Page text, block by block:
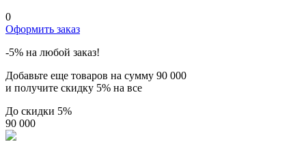
0
Оформить заказ
-5% на любой заказ!
Добавьте еще товаров на сумму 90 000
и получите скидку 5% на все
До скидки 5%
90 000